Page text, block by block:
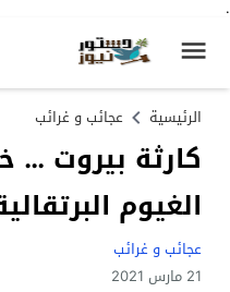
.
الرئيسية عجائب و غرائب
كارثة بيروت
الغيوم
عجائب و غرائب
21 مارس 2021